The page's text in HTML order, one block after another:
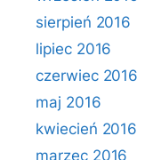
sierpień 2016
lipiec 2016
czerwiec 2016
maj 2016
kwiecień 2016
marzec 2016